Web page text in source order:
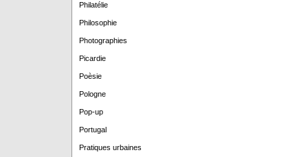
Philatélie
Philosophie
Photographies
Picardie
Poèsie
Pologne
Pop-up
Portugal
Pratiques urbaines